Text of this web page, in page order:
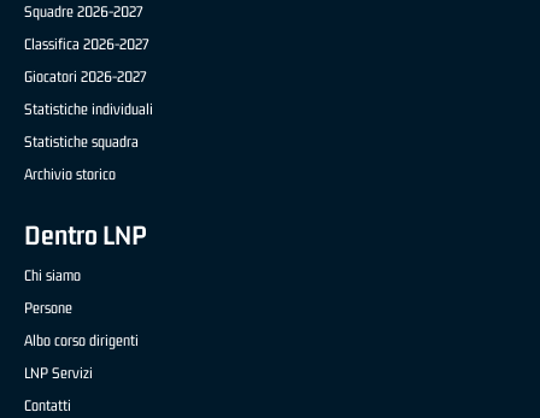
Squadre 2026-2027
Classifica 2026-2027
Giocatori 2026-2027
Statistiche individuali
Statistiche squadra
Archivio storico
Dentro LNP
Chi siamo
Persone
Albo corso dirigenti
LNP Servizi
Contatti